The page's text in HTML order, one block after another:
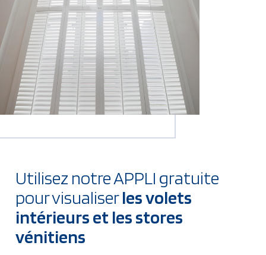
Utilisez notre APPLI gratuite
pour visualiserles volets
intérieurs et les stores
vénitiens